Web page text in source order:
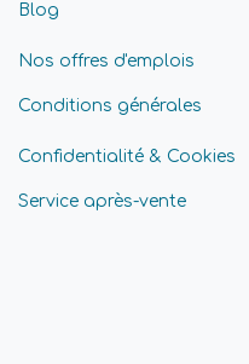
Blog
Nos offres d'emplois
Conditions générales
Confidentialité & Cookies
Service après-vente